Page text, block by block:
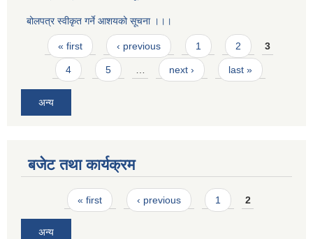
बोलपत्र स्वीकृत गर्ने आशयको सूचना ।।।
Pages
« first ‹ previous 1 2 3
4 5 … next › last »
अन्य
बजेट तथा कार्यक्रम
Pages« first ‹ previous 1 2
अन्य